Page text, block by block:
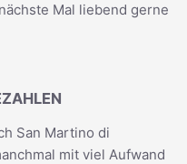
Mal liebend gerne
San Martino di
mit viel Aufwand